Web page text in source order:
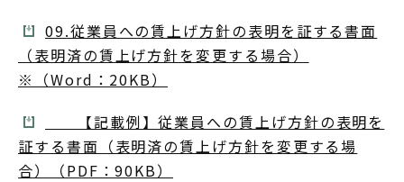
09.従業員への賃上げ方針の表明を証する書面
（表明済の賃上げ方針を変更する場合）
※（Word：20KB）
【記載例】従業員への賃上げ方針の表明を
証する書面（表明済の賃上げ方針を変更する場
合）（PDF：90KB）